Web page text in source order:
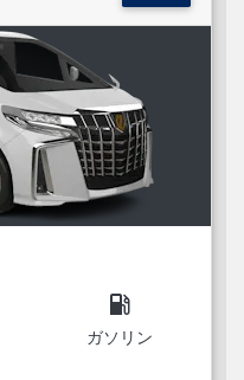
local_gas_station
ガソリン